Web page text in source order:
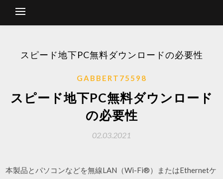
スピード地下PC無料ダウンロードの必要性
GABBERT75598
スピード地下PC無料ダウンロード
の必要性
02.03.2021
本製品とパソコンなどを無線LAN（Wi-Fi®）またはEthernetケ